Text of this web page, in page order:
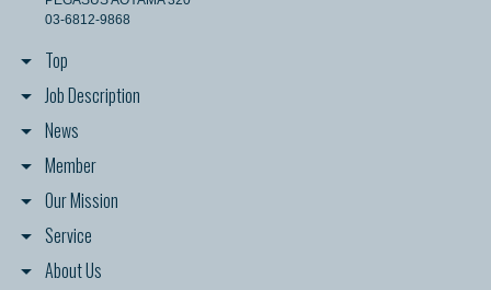
弊社では、利用者各位より提供／登録いただいた個人情報を、第三者に対し
ただし、当該利用者が希望されるサービスを提供するために、情報の開示や
共有が必要と認められる場合、情報の開示をすることがあります。
また、法令に基づく等の正当な理由がある場合は、この限りではありませ
ん。
【個人情報の取得】
加申込みや弊社への社員募集の応募をされる際に、弊社サイト経由で氏名、
絡先に関する情報と社員募集に応募していただいた方の経歴に関する情報・
03-6812-9868
Top
Job Description
News
Member
Our Mission
Service
About Us